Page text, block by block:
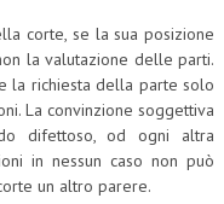
corte, se la sua posizione
la valutazione delle parti.
la richiesta della parte solo
La convinzione soggettiva
difettoso, od ogni altra
in nessun caso non può
un altro parere.